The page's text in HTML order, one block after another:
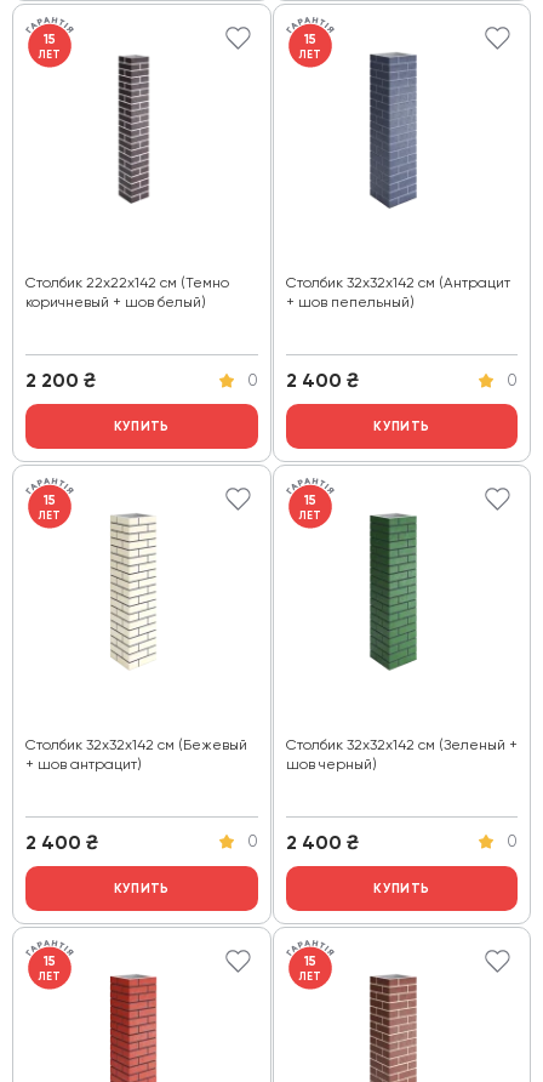
15
ЛЕТ
Столбик 22х22х142 см (Темно
коричневый + шов белый)
2 200 ₴ 0
КУПИТЬ
15
ЛЕТ
Столбик 32х32х142 см (Антрацит
+ шов пепельный)
2 400 ₴ 0
КУПИТЬ
15
ЛЕТ
Столбик 32х32х142 см (Бежевый
+ шов антрацит)
2 400 ₴ 0
КУПИТЬ
15
ЛЕТ
Столбик 32х32х142 см (Зеленый +
шов черный)
2 400 ₴ 0
КУПИТЬ
15
ЛЕТ
15
ЛЕТ